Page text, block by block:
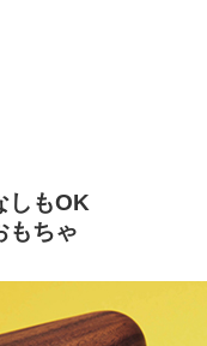
しもOK
もちゃ